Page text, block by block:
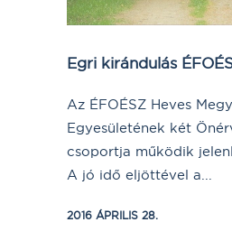
Egri kirándulás
Az ÉFOÉSZ Heves
Egyesületének két
csoportja működik
A jó idő eljöttével a...
2016 ÁPRILIS 28.